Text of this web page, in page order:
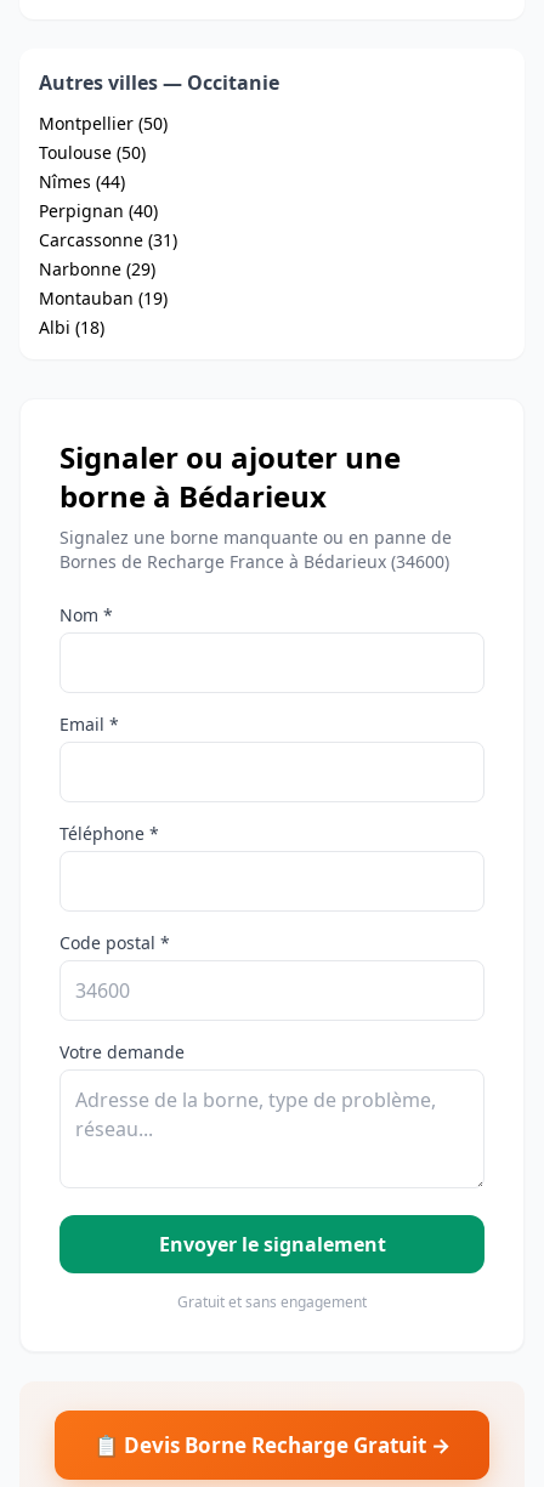
Autres villes — Occitanie
Montpellier (50)
Toulouse (50)
Nîmes (44)
Perpignan (40)
Carcassonne (31)
Narbonne (29)
Montauban (19)
Albi (18)
Signaler ou ajouter une
borne à Bédarieux
Signalez une borne manquante ou en panne de
Bornes de Recharge France à Bédarieux (34600)
Nom *
Email *
Téléphone *
Code postal *
Votre demande
Envoyer le signalement
Gratuit et sans engagement
📋 Devis Borne Recharge Gratuit →